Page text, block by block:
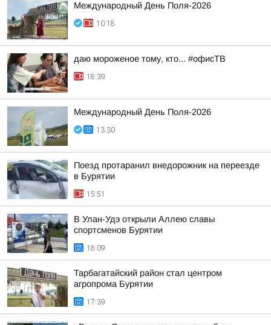
Международный День Поля-2026
10:18
даю мороженое тому, кто... #офисТВ
18:39
Международный День Поля-2026
13:30
Поезд протаранил внедорожник на переезде
в Бурятии
15:51
В Улан-Удэ открыли Аллею славы
спортсменов Бурятии
18:09
Тарбагатайский район стал центром
агропрома Бурятии
17:39